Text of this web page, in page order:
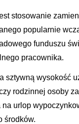
stosowanie
popularnie
funduszu
pracownika.
sztywną wysokość
rodzinnej osoby
urlop
środków.